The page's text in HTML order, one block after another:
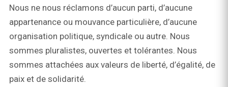
Nous ne nous réclamons d’aucun parti, d’aucune
appartenance ou mouvance particulière, d’aucune
organisation politique, syndicale ou autre. Nous
sommes pluralistes, ouvertes et tolérantes. Nous
sommes attachées aux valeurs de liberté, d’égalité, de
paix et de solidarité.